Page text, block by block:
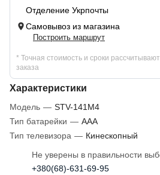
Отделение Укрпочты
Самовывоз из магазина
Построить маршрут
* Точная стоимость и сроки
заказа
Характеристики
Модель — STV-141M4
Тип батарейки — AAA
Тип телевизора — Кинескопный
Не уверены в правильности
+380(68)-631-69-95